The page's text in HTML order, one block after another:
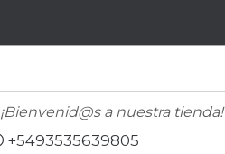
¡Bienvenid@s a nuestra tienda!
+5493535639805